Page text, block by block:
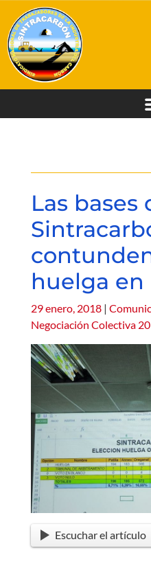
Las bases
huelga en
29 enero, 2018 |
Negociación Colectiva
Escuchar el artículo